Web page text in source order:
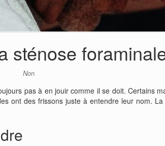
sténose
Non
pas à en jouir comme il se doit. Certains
ont des frissons juste à entendre leur nom.